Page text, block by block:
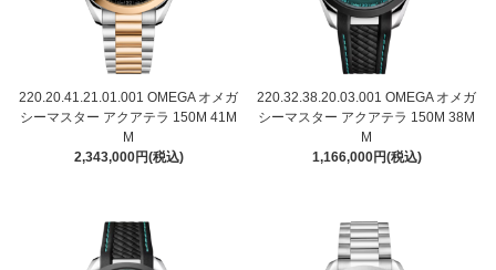
220.20.41.21.01.001 OMEGA オメガ
シーマスター アクアテラ 150M 41M
M
2,343,000円(税込)
220.32.38.20.03.001 OMEGA オメガ
シーマスター アクアテラ 150M 38M
M
1,166,000円(税込)